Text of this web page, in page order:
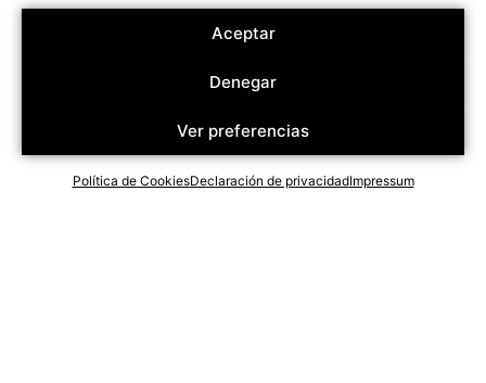
Aceptar
Denegar
Ver preferencias
Política de CookiesDeclaración de privacidadImpressum